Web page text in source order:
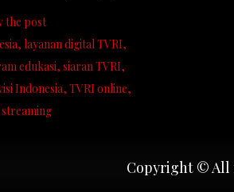
the post
layanan digital TVRI
edukasi siaran TVRI
Indonesia TVRI online
Copyright © All